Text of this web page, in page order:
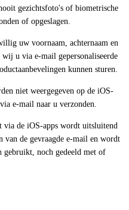
gezichtsfoto's of biometrische
of opgeslagen.
uw voornaam, achternaam en
wij u via e-mail gepersonaliseerde
kunnen sturen.
niet weergegeven op de iOS-
e-mail naar u verzonden.
de iOS-apps wordt uitsluitend
van de gevraagde e-mail en wordt
gebruikt, noch gedeeld met of